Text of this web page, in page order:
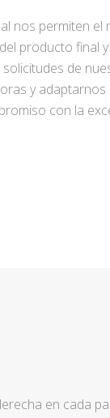
nos permiten
producto final
de
y
con la
en cada